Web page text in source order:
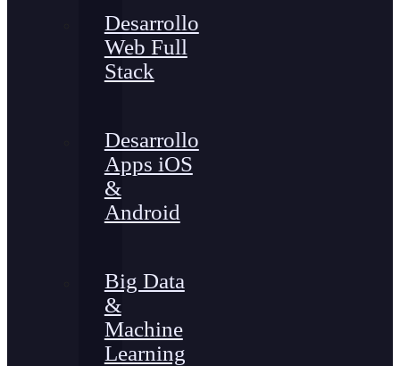
Desarrollo
Web Full
Stack
Desarrollo
Apps iOS
&
Android
Big Data
&
Machine
Learning